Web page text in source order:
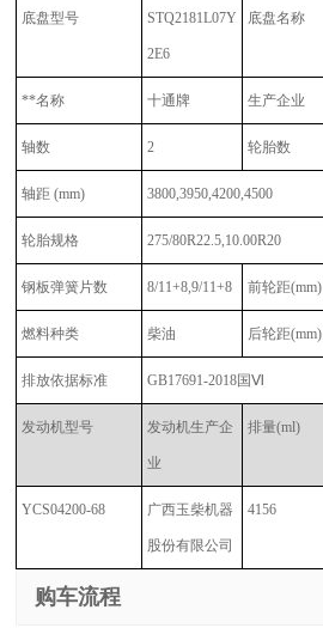
底盘型号 STQ2181L07Y
2E6
底盘名称
**名称 十通牌 生产企业
轴数 2 轮胎数
轴距 (mm) 3800,3950,4200,4500
轮胎规格 275/80R22.5,10.00R20
钢板弹簧片数 8/11+8,9/11+8 前轮距(mm)
燃料种类 柴油 后轮距(mm)
排放依据标准 GB17691-2018国Ⅵ
发动机型号 发动机生产企
业
排量(ml)
YCS04200-68 广西玉柴机器
股份有限公司
4156
购车流程